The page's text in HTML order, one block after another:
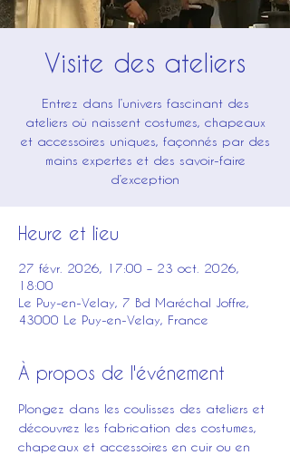
Visite des ateliers
Entrez dans l’univers fascinant des
ateliers où naissent costumes, chapeaux
et accessoires uniques, façonnés par des
mains expertes et des savoir-faire
d’exception
Heure et lieu
27 févr. 2026, 17:00 – 23 oct. 2026,
18:00
Le Puy-en-Velay, 7 Bd Maréchal Joffre,
43000 Le Puy-en-Velay, France
À propos de l'événement
Plongez dans les coulisses des ateliers et
découvrez les fabrication des costumes,
chapeaux et accessoires en cuir ou en